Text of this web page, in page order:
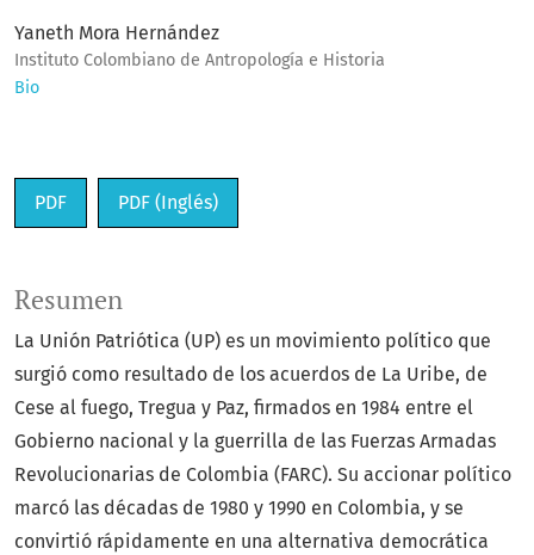
Yaneth Mora Hernández
Instituto Colombiano de Antropología e Historia
Bio
PDF PDF (Inglés)
Resumen
La Unión Patriótica (UP) es un movimiento político que
surgió como resultado de los acuerdos de La Uribe, de
Cese al fuego, Tregua y Paz, firmados en 1984 entre el
Gobierno nacional y la guerrilla de las Fuerzas Armadas
Revolucionarias de Colombia (FARC). Su accionar político
marcó las décadas de 1980 y 1990 en Colombia, y se
convirtió rápidamente en una alternativa democrática